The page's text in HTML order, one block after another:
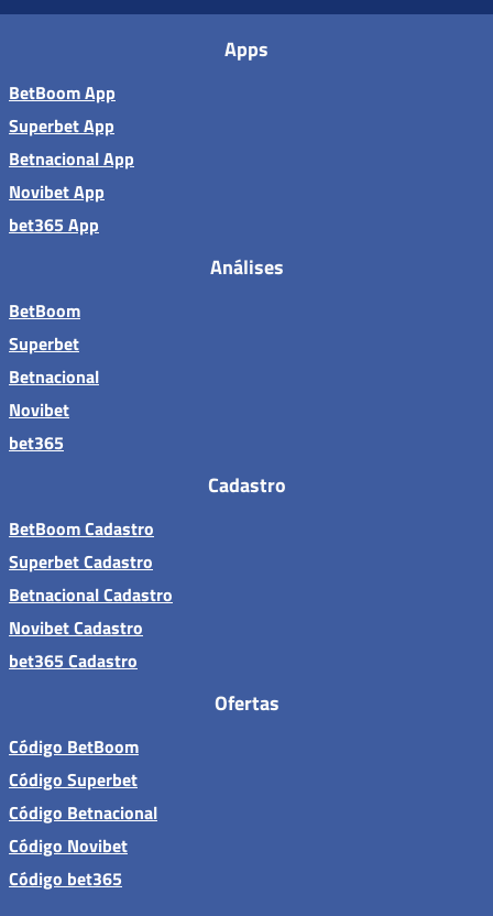
Apps
BetBoom App
Superbet App
Betnacional App
Novibet App
bet365 App
Análises
BetBoom
Superbet
Betnacional
Novibet
bet365
Cadastro
BetBoom Cadastro
Superbet Cadastro
Betnacional Cadastro
Novibet Cadastro
bet365 Cadastro
Ofertas
Código BetBoom
Código Superbet
Código Betnacional
Código Novibet
Código bet365